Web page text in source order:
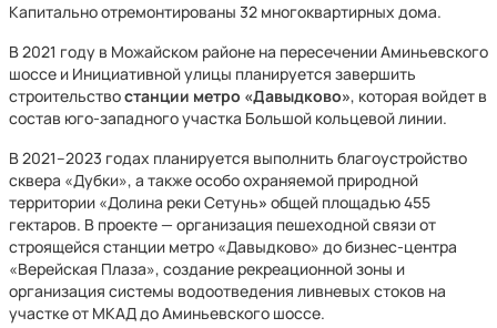
Капитально отремонтированы 32 многоквартирных дома.
В 2021 году в Можайском районе на пересечении Аминьевского
шоссе и Инициативной улицы планируется завершить
строительствостанции метро «Давыдково», которая войдет в
состав юго-западного участка Большой кольцевой линии.
В 2021–2023 годах планируется выполнить благоустройство
сквера «Дубки», а также особо охраняемой природной
территории «Долина реки Сетунь» общей площадью 455
гектаров. В проекте — организация пешеходной связи от
строящейся станции метро «Давыдково» до бизнес-центра
«Верейская Плаза», создание рекреационной зоны и
организация системы водоотведения ливневых стоков на
участке от МКАД до Аминьевского шоссе.